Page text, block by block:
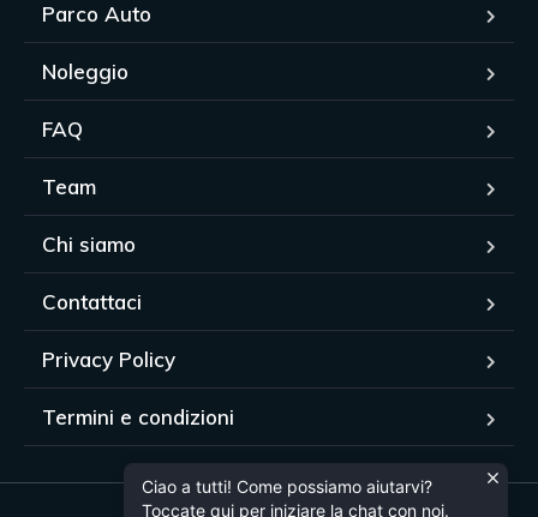
Parco Auto
Noleggio
FAQ
Team
Chi siamo
Contattaci
Privacy Policy
Termini e condizioni
Ciao a tutti! Come possiamo aiutarvi?
Toccate qui per iniziare la chat con noi.